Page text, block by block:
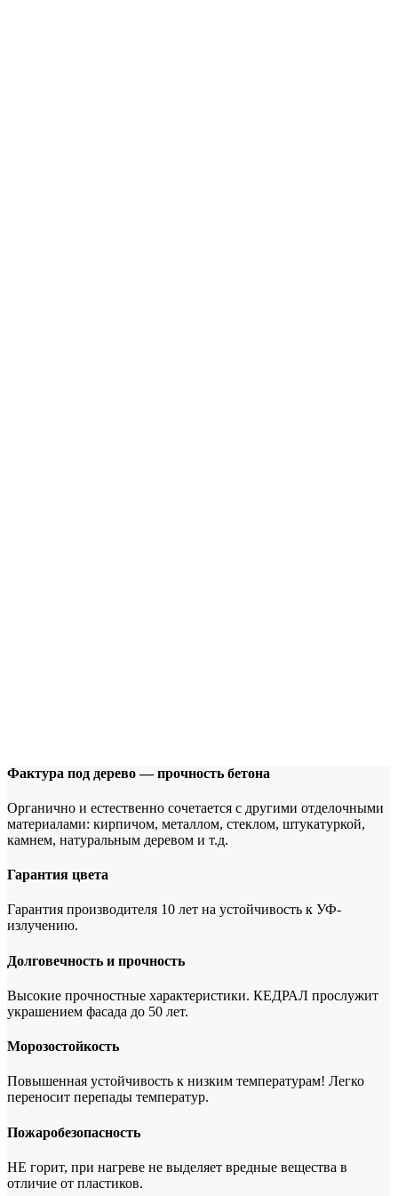
Фактура под дерево — прочность бетона
Органично и естественно сочетается с другими отделочными
материалами: кирпичом, металлом, стеклом, штукатуркой,
камнем, натуральным деревом и т.д.
Гарантия цвета
Гарантия производителя 10 лет на устойчивость к УФ-
излучению.
Долговечность и прочность
Высокие прочностные характеристики. КЕДРАЛ прослужит
украшением фасада до 50 лет.
Морозостойкость
Повышенная устойчивость к низким температурам! Легко
переносит перепады температур.
Пожаробезопасность
НЕ горит, при нагреве не выделяет вредные вещества в
отличие от пластиков.